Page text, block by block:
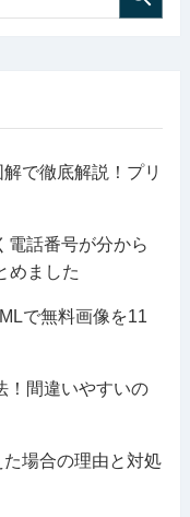
で徹底解説！プリ
電話番号が分から
めました
で無料画像を11
！間違いやすいの
場合の理由と対処